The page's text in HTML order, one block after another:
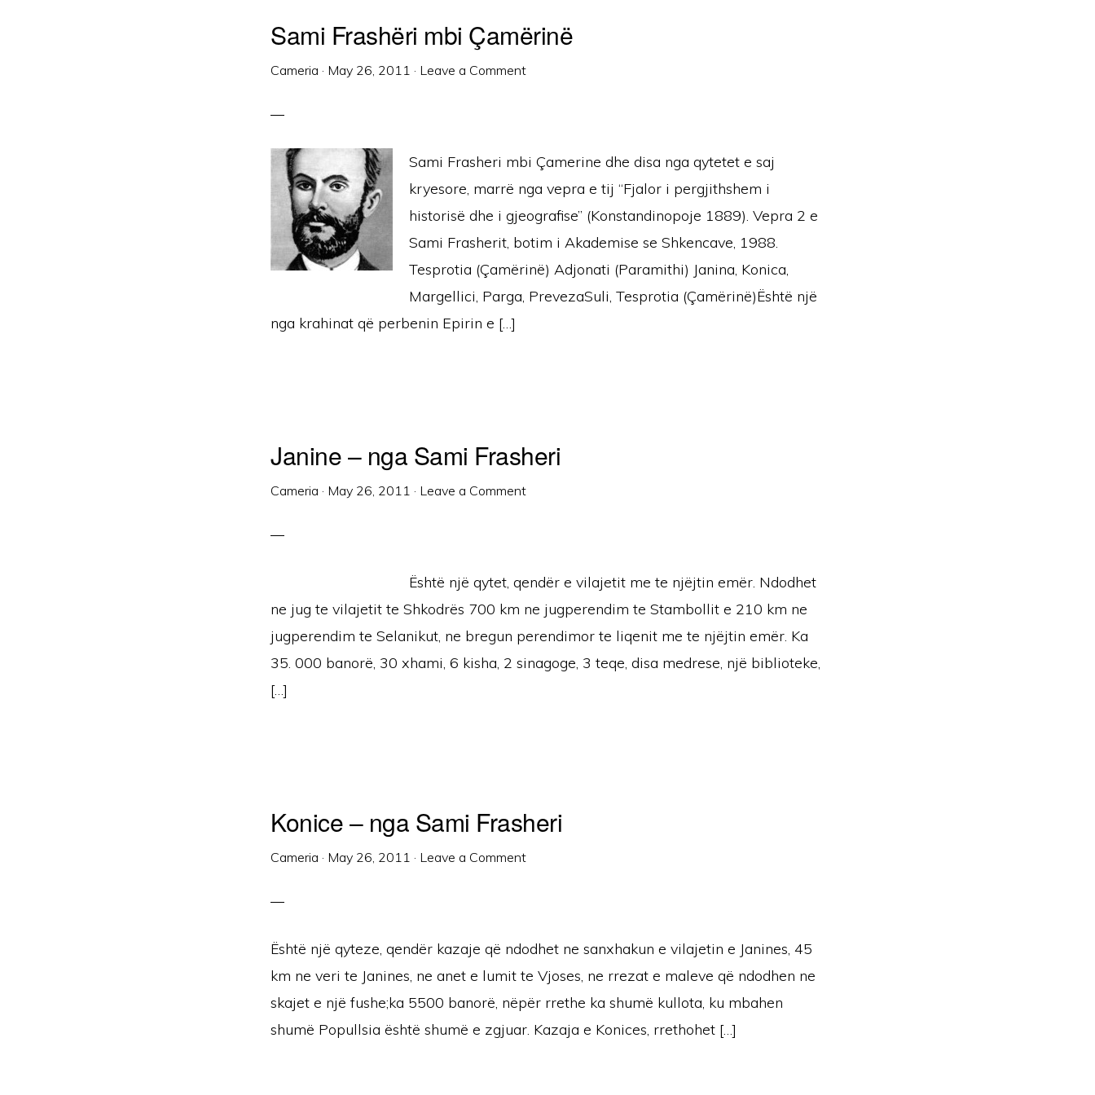
Sami Frashëri mbi Çamërinë
Cameria · May 26, 2011 · Leave a Comment
Sami Frasheri mbi Çamerine dhe disa nga qytetet e saj
kryesore, marrë nga vepra e tij “Fjalor i pergjithshem i
historisë dhe i gjeografise” (Konstandinopoje 1889). Vepra 2 e
Sami Frasherit, botim i Akademise se Shkencave, 1988.
Tesprotia (Çamërinë) Adjonati (Paramithi) Janina, Konica,
Margellici, Parga, PrevezaSuli, Tesprotia (Çamërinë)Është një
nga krahinat që perbenin Epirin e […]
Janine – nga Sami Frasheri
Cameria · May 26, 2011 · Leave a Comment
Është një qytet, qendër e vilajetit me te njëjtin emër. Ndodhet
ne jug te vilajetit te Shkodrës 700 km ne jugperendim te Stambollit e 210 km ne
jugperendim te Selanikut, ne bregun perendimor te liqenit me te njëjtin emër. Ka
35. 000 banorë, 30 xhami, 6 kisha, 2 sinagoge, 3 teqe, disa medrese, një biblioteke,
[…]
Konice – nga Sami Frasheri
Cameria · May 26, 2011 · Leave a Comment
Është një qyteze, qendër kazaje që ndodhet ne sanxhakun e vilajetin e Janines, 45
km ne veri te Janines, ne anet e lumit te Vjoses, ne rrezat e maleve që ndodhen ne
skajet e një fushe;ka 5500 banorë, nëpër rrethe ka shumë kullota, ku mbahen
shumë Popullsia është shumë e zgjuar. Kazaja e Konices, rrethohet […]